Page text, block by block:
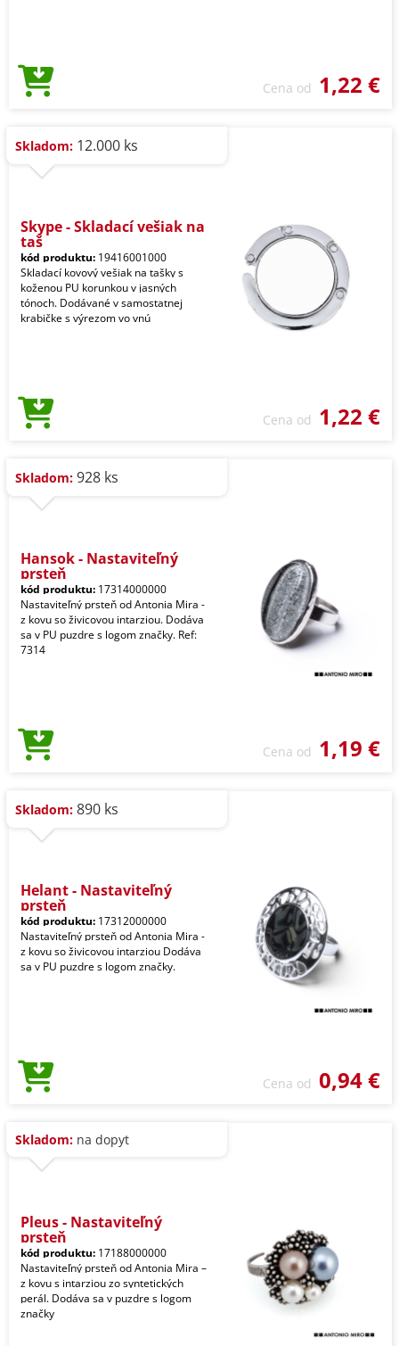
Cena od 1,22 €
Skladom: 12.000 ks
Skype - Skladací vešiak na
taš
kód produktu: 19416001000
Skladací kovový vešiak na tašky s
koženou PU korunkou v jasných
tónoch. Dodávané v samostatnej
krabičke s výrezom vo vnú
Cena od 1,22 €
Skladom: 928 ks
Hansok - Nastaviteľný
prsteň
kód produktu: 17314000000
Nastaviteľný prsteň od Antonia Mira -
z kovu so živicovou intarziou. Dodáva
sa v PU puzdre s logom značky. Ref:
7314
Cena od 1,19 €
Skladom: 890 ks
Helant - Nastaviteľný
prsteň
kód produktu: 17312000000
Nastaviteľný prsteň od Antonia Mira -
z kovu so živicovou intarziou Dodáva
sa v PU puzdre s logom značky.
Cena od 0,94 €
Skladom: na dopyt
Pleus - Nastaviteľný
prsteň
kód produktu: 17188000000
Nastaviteľný prsteň od Antonia Mira –
z kovu s intarziou zo syntetických
perál. Dodáva sa v puzdre s logom
značky